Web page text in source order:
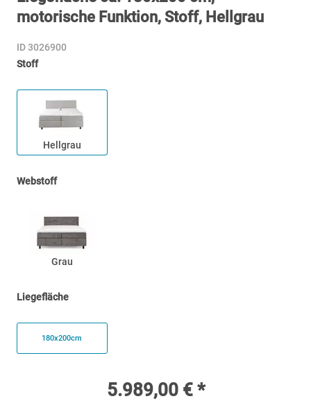
motorische Funktion, Stoff, Hellgrau
ID 3026900
Stoff
Hellgrau
Webstoff
Grau
Liegefläche
180x200cm
5.989,00 € *